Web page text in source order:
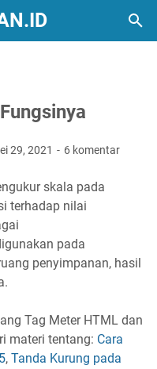
29, 2021 6 komentar
skala pada
terhadap nilai
pada
penyimpanan, hasil
Tag Meter HTML dan
materi tentang: Cara
, Tanda Kurung pada